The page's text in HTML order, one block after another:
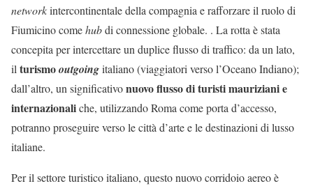
networkintercontinentale della compagnia e rafforzare il ruolo di
Fiumicino comehubdi connessione globale. . La rotta è stata
concepita per intercettare un duplice flusso di traffico: da un lato,
ilturismooutgoingitaliano (viaggiatori verso l’Oceano Indiano);
dall’altro, un significativonuovo flusso di turisti mauriziani e
internazionaliche, utilizzando Roma come porta d’accesso,
potranno proseguire verso le città d’arte e le destinazioni di lusso
italiane.
Per il settore turistico italiano, questo nuovo corridoio aereo è